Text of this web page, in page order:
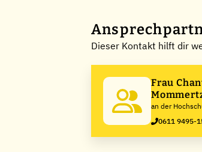
Dieser Kontakt hilft dir
Frau Chantal
an der
RheinMain
0611 9495-